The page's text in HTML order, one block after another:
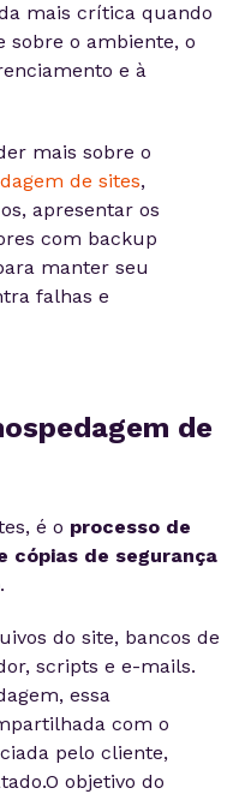
mais crítica quando
sobre o ambiente, o
e à
mais sobre o
de sites,
apresentar os
com backup
manter seu
falhas e
de
é o processo de
cópias de segurança
.
do site, bancos de
scripts e e-mails.
essa
com o
pelo cliente,
objetivo do